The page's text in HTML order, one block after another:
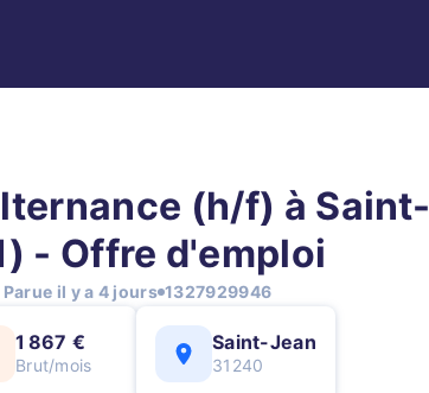
(h/f) à
- Offre d'emploi
Parue il y a 4 jours 1327929946
1 867 €
Brut/mois
Saint-Jean
31240